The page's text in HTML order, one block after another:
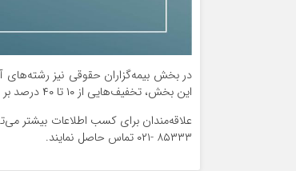
در بخش بیمه‌گزاران حقوقی نیز رشته‌های
این بخش، تخفیف‌هایی از ۱۰ تا ۴۰ درصد بر اساس جدول مربوطه برای شرکت‌ها و سازمان‌ها در نظر گرفته شده است.
علاقه‌مندان برای کسب اطلاعات بیشتر
۸۵۳۳۳ -۰۲۱ تماس حاصل نمایند.